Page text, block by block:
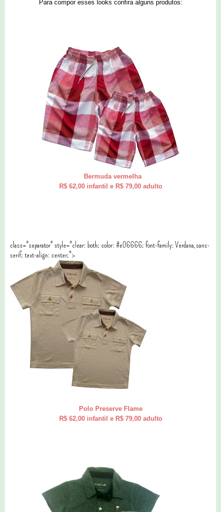
Para compor esses looks confira alguns produtos:
Bermuda vermelha
R$ 62,00 infantil e R$ 79,00 adulto
class="separator" style="clear: both; color: #e06666; font-family: Verdana,sans-
serif; text-align: center;">
Polo Preserve Flame
R$ 62,00 infantil e R$ 79,00 adulto